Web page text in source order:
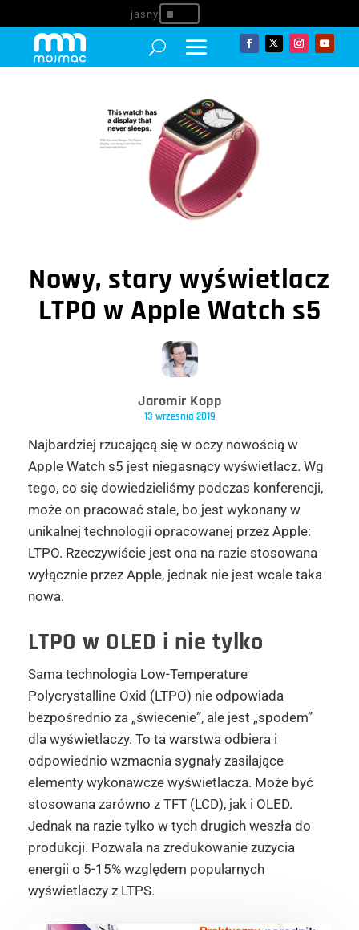
^
Nowy, stary wyświetlacz
LTPO w Apple Watch s5
Jaromir Kopp
13 września 2019
Najbardziej rzucającą się w oczy nowością w
Apple Watch s5 jest niegasnący wyświetlacz. Wg
tego, co się dowiedzieliśmy podczas konferencji,
może on pracować stale, bo jest wykonany w
unikalnej technologii opracowanej przez Apple:
LTPO. Rzeczywiście jest ona na razie stosowana
wyłącznie przez Apple, jednak nie jest wcale taka
nowa.
LTPO w OLED i nie tylko
Sama technologia Low-Temperature
Polycrystalline Oxid (LTPO) nie odpowiada
bezpośrednio za „świecenie”, ale jest „spodem”
dla wyświetlaczy. To ta warstwa odbiera i
odpowiednio wzmacnia sygnały zasilające
elementy wykonawcze wyświetlacza. Może być
stosowana zarówno z TFT (LCD), jak i OLED.
Jednak na razie tylko w tych drugich weszła do
produkcji. Pozwala na zredukowanie zużycia
energii o 5-15% względem popularnych
wyświetlaczy z LTPS.